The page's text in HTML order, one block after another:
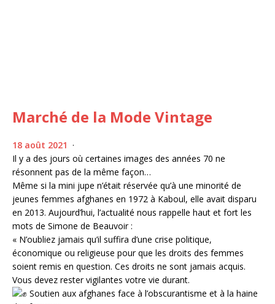
Marché de la Mode Vintage
18 août 2021 ·
Il y a des jours où certaines images des années 70 ne
résonnent pas de la même façon…
Même si la mini jupe n’était réservée qu’à une minorité de
jeunes femmes afghanes en 1972 à Kaboul, elle avait disparu
en 2013. Aujourd’hui, l’actualité nous rappelle haut et fort les
mots de Simone de Beauvoir :
« N’oubliez jamais qu’il suffira d’une crise politique,
économique ou religieuse pour que les droits des femmes
soient remis en question. Ces droits ne sont jamais acquis.
Vous devez rester vigilantes votre vie durant.
Soutien aux afghanes face à l’obscurantisme et à la haine